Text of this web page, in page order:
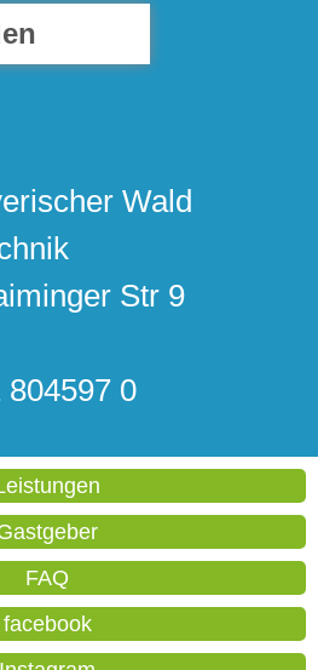
Wald
Str 9
804597 0
FAQ
facebook